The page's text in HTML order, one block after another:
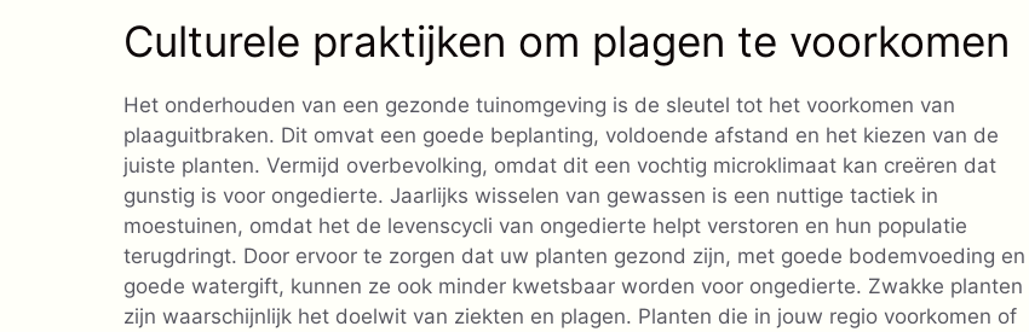
Culturele praktijken om plagen te voorkomen
Het onderhouden van een gezonde tuinomgeving is de sleutel tot het voorkomen van
plaaguitbraken. Dit omvat een goede beplanting, voldoende afstand en het kiezen van de
juiste planten. Vermijd overbevolking, omdat dit een vochtig microklimaat kan creëren dat
gunstig is voor ongedierte. Jaarlijks wisselen van gewassen is een nuttige tactiek in
moestuinen, omdat het de levenscycli van ongedierte helpt verstoren en hun populatie
terugdringt. Door ervoor te zorgen dat uw planten gezond zijn, met goede bodemvoeding en
goede watergift, kunnen ze ook minder kwetsbaar worden voor ongedierte. Zwakke planten
zijn waarschijnlijk het doelwit van ziekten en plagen. Planten die in jouw regio voorkomen of